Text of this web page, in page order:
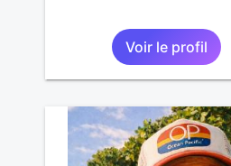
Voir le profil